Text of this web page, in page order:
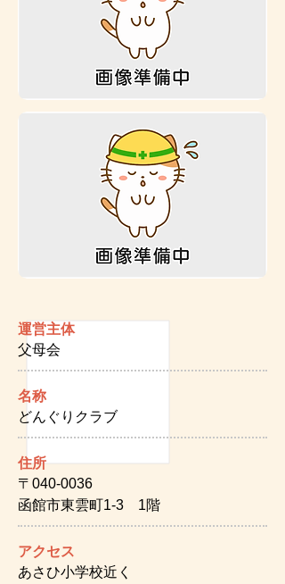
運営主体
父母会
名称
どんぐりクラブ
住所
〒040-0036
函館市東雲町1-3 1階
アクセス
あさひ小学校近く